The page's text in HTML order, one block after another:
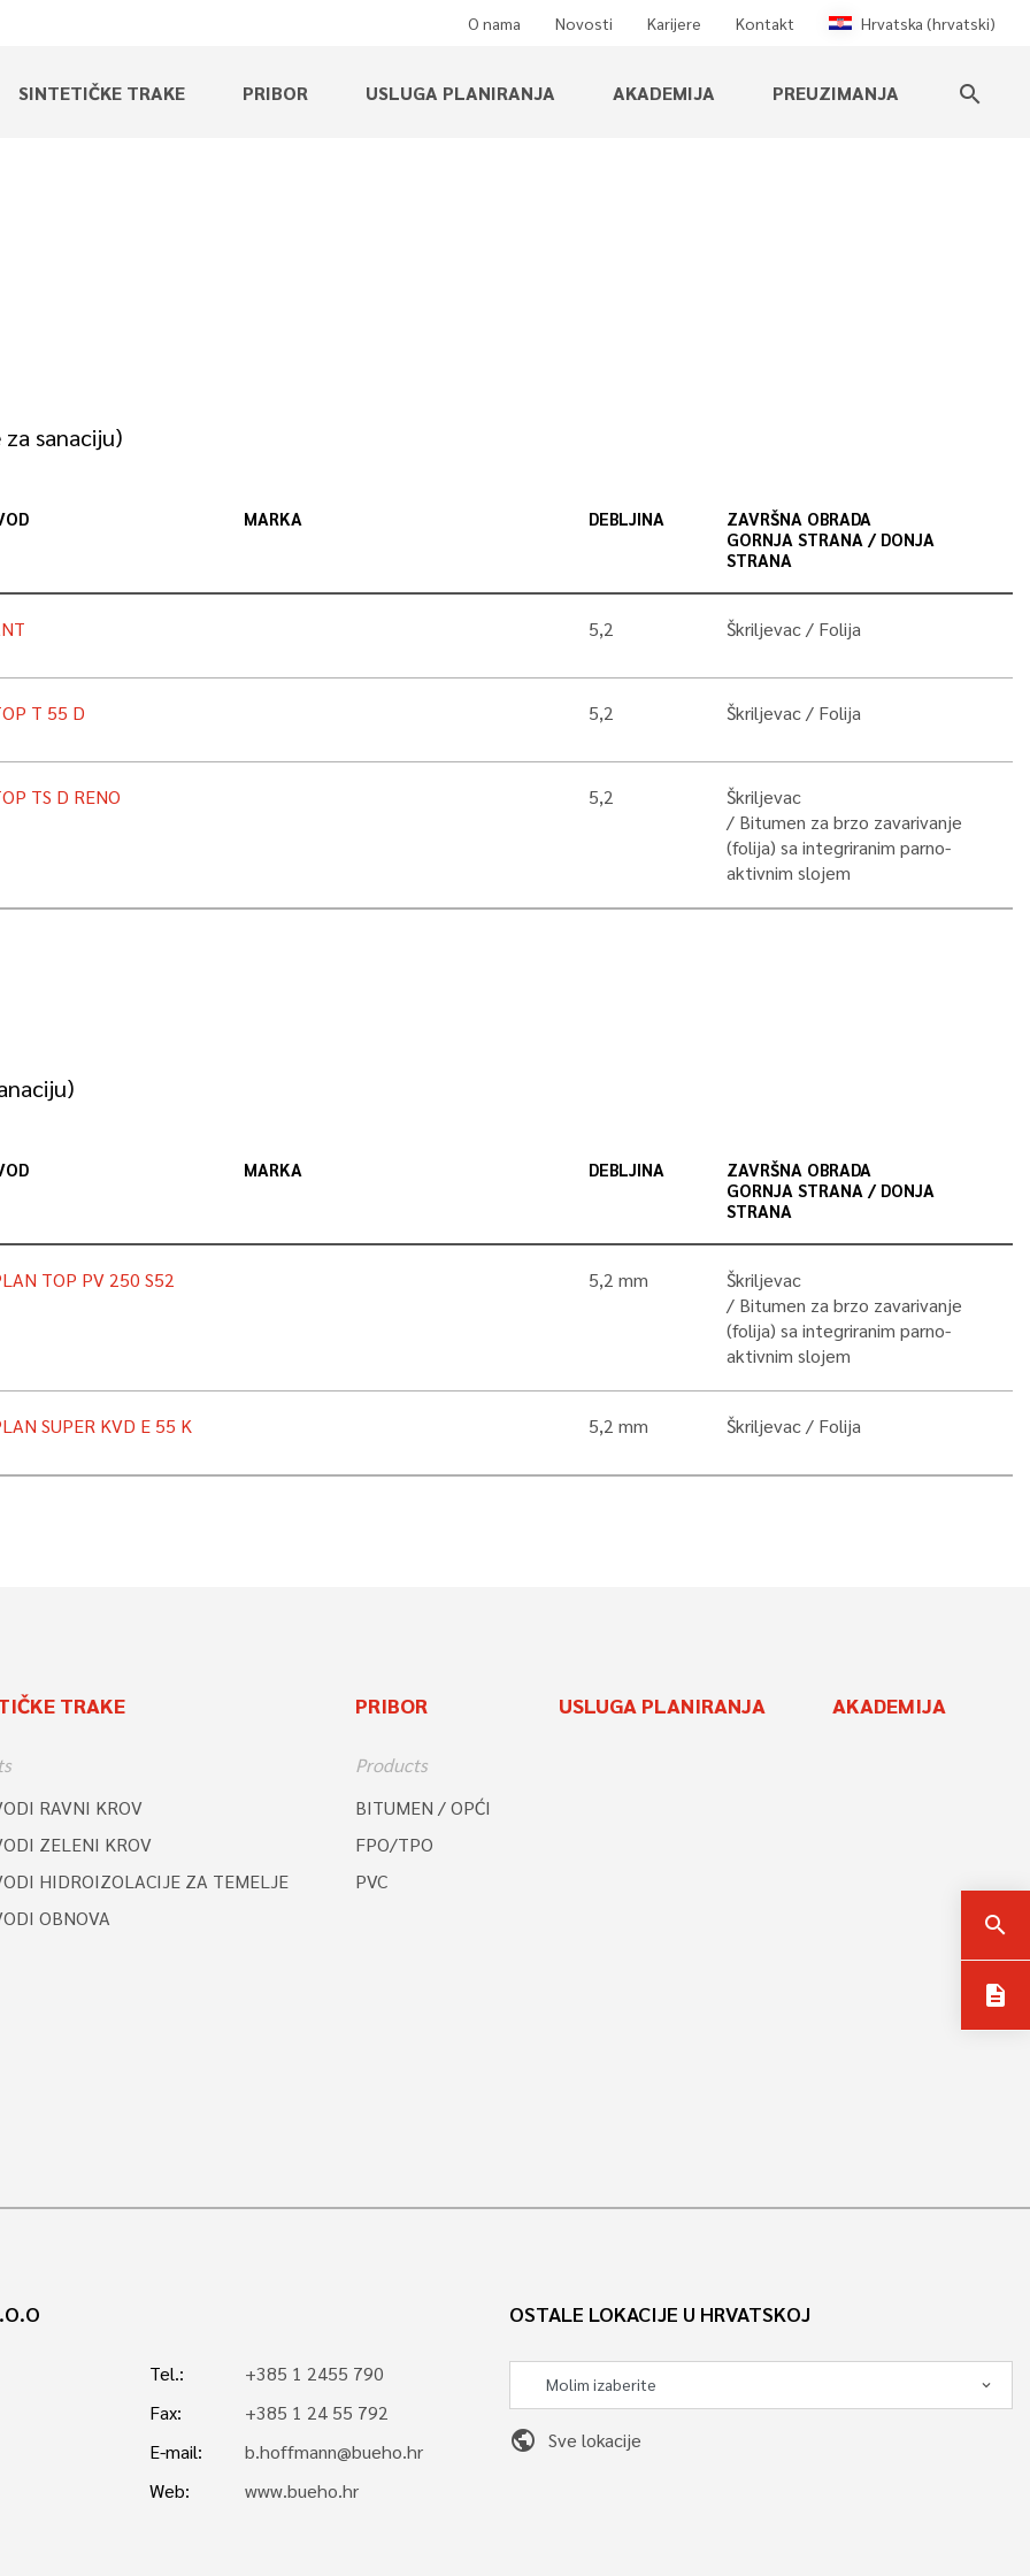
O nama Novosti Karijere Kontakt Hrvatska (hrvatski)
SINTETIČKE TRAKE PRIBOR USLUGA PLANIRANJA AKADEMIJA PREUZIMANJA search
search
description
sanaciju)
MARKA DEBLJINA
ZAVRŠNA OBRADA
GORNJA STRANA / DONJA
STRANA
5,2 Škriljevac Folija
T 55 D 5,2 Škriljevac Folija
TS D RENO 5,2
Škriljevac
Bitumen za brzo zavarivanje
(folija) sa integriranim parno-
aktivnim slojem
MARKA DEBLJINA
ZAVRŠNA OBRADA
GORNJA STRANA / DONJA
STRANA
TOP PV 250 S52
5,2 mm
Škriljevac
Bitumen za brzo zavarivanje
(folija) sa integriranim parno-
aktivnim slojem
SUPER KVD E 55 K 5,2 mm Škriljevac Folija
TRAKE
RAVNI KROV
ZELENI KROV
HIDROIZOLACIJE ZA TEMELJE
OBNOVA
PRIBOR
Products
BITUMEN / OPĆI
FPO/TPO
PVC
USLUGA PLANIRANJA AKADEMIJA
Tel.:
+385 1 2455 790
Fax:
+385 1 24 55 792
E-mail:
b.hoffmann@bueho.hr
Web:
www.bueho.hr
OSTALE LOKACIJE U HRVATSKOJ
public Sve lokacije